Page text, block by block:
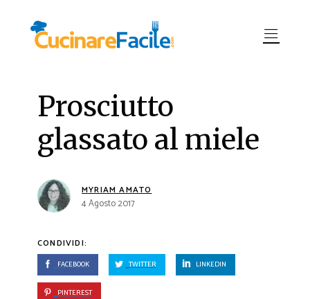
Prosciutto
glassato al miele
MYRIAM AMATO
4 Agosto 2017
CONDIVIDI:
FACEBOOK TWITTER LINKEDIN
PINTEREST